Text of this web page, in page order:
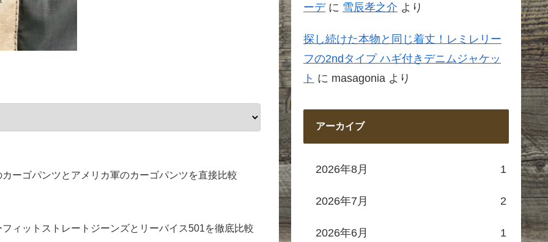
ーゴパンツとアメリカ軍のカーゴパンツを直接比較
ィットストレートジーンズとリーバイス501を徹底比較
ーデに 雪辰孝之介 より
探し続けた本物と同じ着丈！レミレリー
フの2ndタイプ ハギ付きデニムジャケッ
ト に masagonia より
アーカイブ
2026年8月 1
2026年7月 2
2026年6月 1